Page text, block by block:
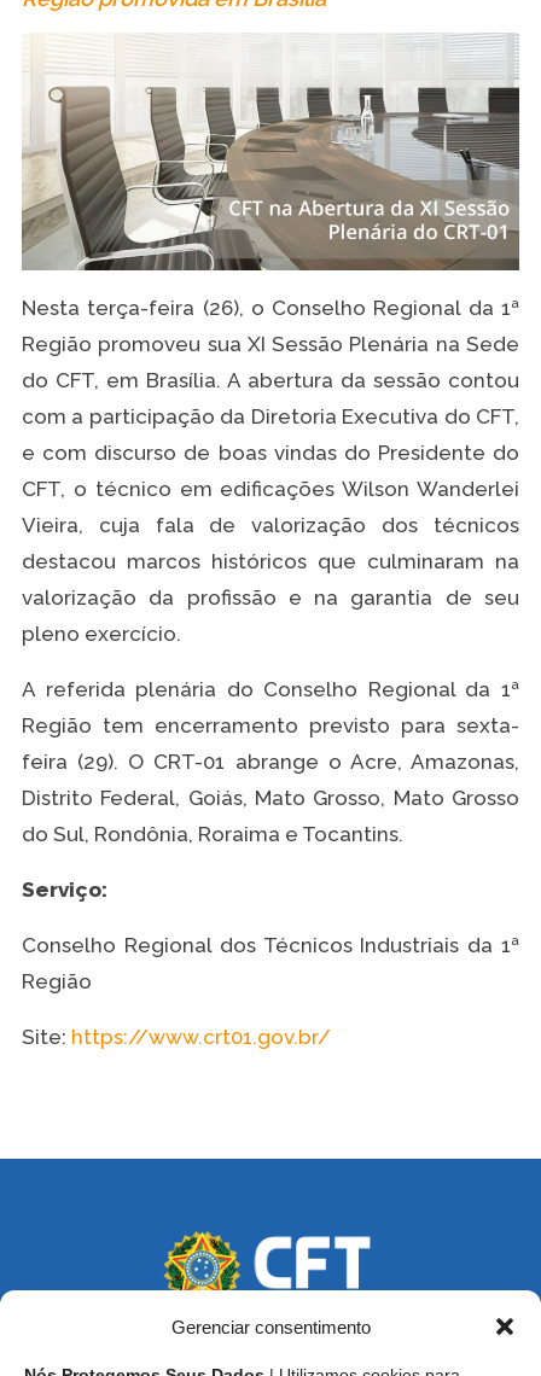
Gerenciar consentimento
Nesta terça-feira (26), o Conselho Regional da 1ª
Região promoveu sua XI Sessão Plenária na Sede
do CFT, em Brasília. A abertura da sessão contou
com a participação da Diretoria Executiva do CFT,
e com discurso de boas vindas do Presidente do
CFT, o técnico em edificações Wilson Wanderlei
Vieira, cuja fala de valorização dos técnicos
destacou marcos históricos que culminaram na
valorização da profissão e na garantia de seu
pleno exercício.
A referida plenária do Conselho Regional da 1ª
Região tem encerramento previsto para sexta-
feira (29). O CRT-01 abrange o Acre, Amazonas,
Distrito Federal, Goiás, Mato Grosso, Mato Grosso
do Sul, Rondônia, Roraima e Tocantins.
Serviço:
Conselho Regional dos Técnicos Industriais da 1ª
Região
Site: https://www.crt01.gov.br/